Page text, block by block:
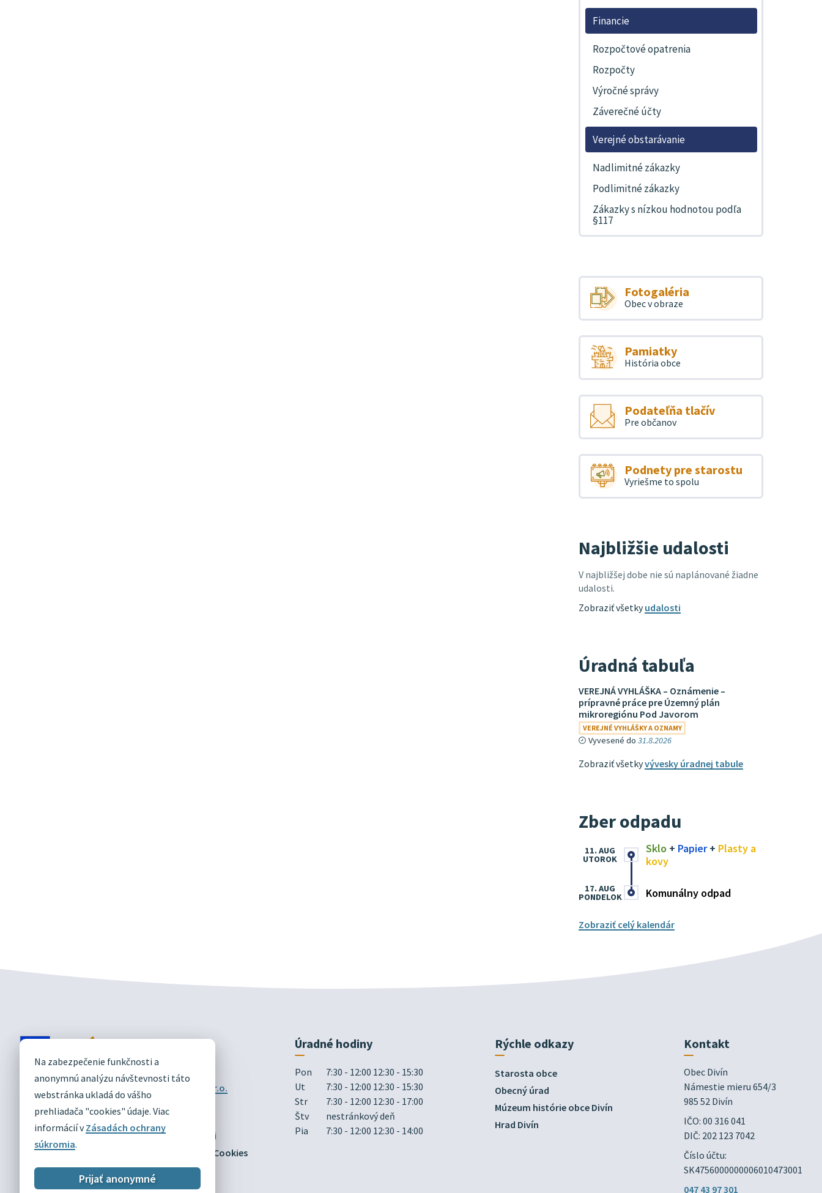
Na zabezpečenie funkčnosti a
anonymnú analýzu návštevnosti táto
webstránka ukladá do vášho
prehliadača "cookies" údaje. Viac
informácií vZásadách ochrany
súkromia.
Prijať anonymné
Financie
Rozpočtové opatrenia
Rozpočty
Výročné správy
Záverečné účty
Verejné obstarávanie
Nadlimitné zákazky
Podlimitné zákazky
Zákazky s nízkou hodnotou podľa
§117
Fotogaléria
Obec v obraze
Pamiatky
História obce
Podateľňa tlačív
Pre občanov
Podnety pre starostu
Vyriešme to spolu
Najbližšie udalosti
V najbližšej dobe nie sú naplánované žiadne
udalosti.
Zobraziť všetkyudalosti
Úradná tabuľa
VEREJNÁ VYHLÁŠKA – Oznámenie –
prípravné práce pre Územný plán
mikroregiónu Pod Javorom
VEREJNÉ VYHLÁŠKY A OZNAMY
Vyvesené do 31.8.2026
Zobraziť všetkyvývesky úradnej tabule
Zber odpadu
Sklo + Papier+ Plasty a
kovy
11. AUG
UTOROK
Komunálny odpad
17. AUG
PONDELOK
Zobraziť celý kalendár
DIVÍN
OFICIÁLNE STRÁNKY
Technický prevádzkovateľ:
Alphabet partner s.r.o.
Správca obsahu:Obec Divín
Posledná aktualizácia:03.08.2026
Mapa
Vyhlásenie o prístupnosti
Zásady ochrany osobných údajov
Nastaviť Cookies
Úradné hodiny
Pon
7:30 - 12:00 12:30 - 15:30
Ut
7:30 - 12:00 12:30 - 15:30
Str
7:30 - 12:00 12:30 - 17:00
Štv
nestránkový deň
Pia
7:30 - 12:00 12:30 - 14:00
Rýchle odkazy
Starosta obce
Obecný úrad
Múzeum histórie obce Divín
Hrad Divín
Kontakt
Obec Divín
Námestie mieru 654/3
985 52 Divín
IČO: 00 316 041
DIČ: 202 123 7042
Číslo účtu:
SK4756000000006010473001
047 43 97 301